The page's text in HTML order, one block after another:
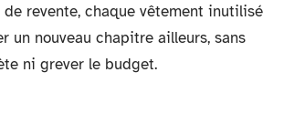
revente, chaque vêtement inutilisé
un nouveau chapitre ailleurs, sans
ni grever le budget.